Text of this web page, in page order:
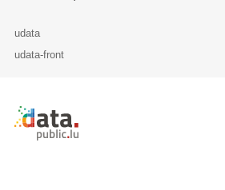
udata
udata-front
Retour à l'accueil de data.public.lu